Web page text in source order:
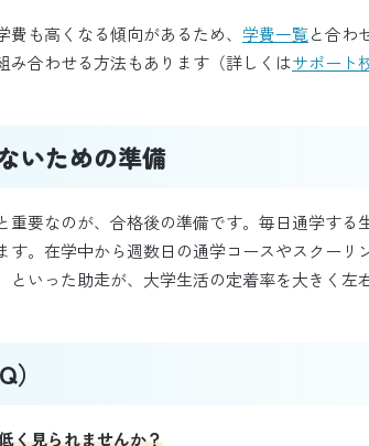
も高くなる傾向があるため、 学費一覧と合わ
み合わせる方法もあります（詳しくはサポート
いための準備
重要なのが、合格後の準備です。毎日通学する
す。在学中から週数日の通学コースやスクーリ
といった助走が、大学生活の定着率を大きく左
く見られませんか？